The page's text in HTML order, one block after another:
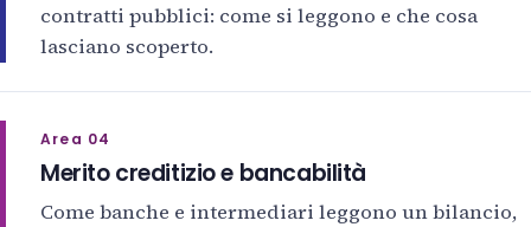
contratti pubblici: come si leggono e che cosa
lasciano scoperto.
Area 04
Merito creditizio e bancabilità
Come banche e intermediari leggono un bilancio,